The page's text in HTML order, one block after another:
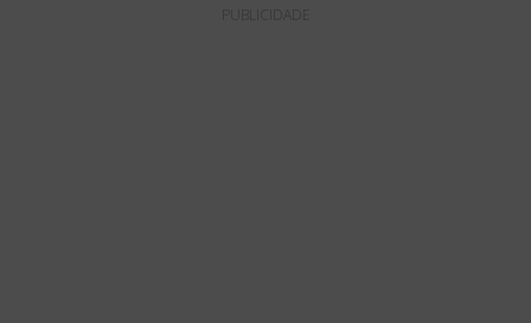
PUBLICIDADE